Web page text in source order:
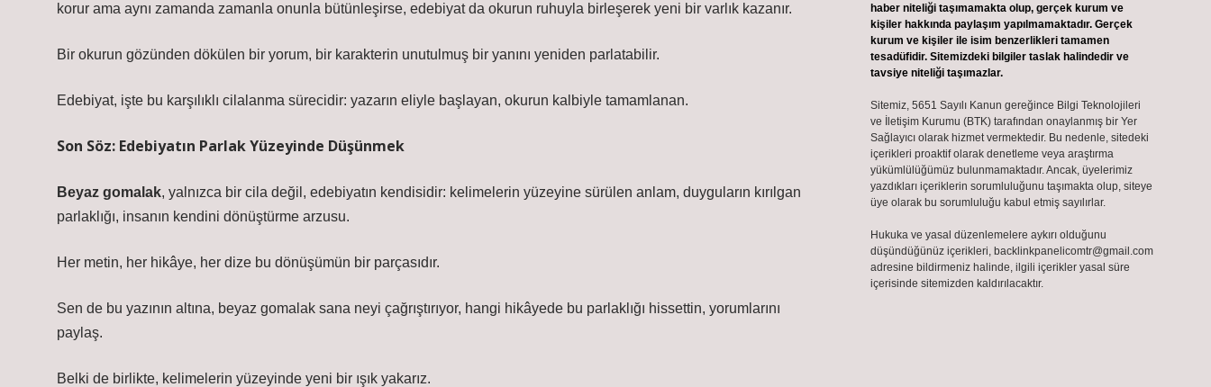
korur ama aynı zamanda zamanla onunla bütünleşirse, edebiyat da okurun ruhuyla birleşerek yeni bir varlık kazanır.
Bir okurun gözünden dökülen bir yorum, bir karakterin unutulmuş bir yanını yeniden parlatabilir.
Edebiyat, işte bu karşılıklı cilalanma sürecidir: yazarın eliyle başlayan, okurun kalbiyle tamamlanan.
Son Söz: Edebiyatın Parlak Yüzeyinde Düşünmek
Beyaz gomalak, yalnızca bir cila değil, edebiyatın kendisidir: kelimelerin yüzeyine sürülen anlam, duyguların kırılgan
parlaklığı, insanın kendini dönüştürme arzusu.
Her metin, her hikâye, her dize bu dönüşümün bir parçasıdır.
Sen de bu yazının altına, beyaz gomalak sana neyi çağrıştırıyor, hangi hikâyede bu parlaklığı hissettin, yorumlarını
paylaş.
Belki de birlikte, kelimelerin yüzeyinde yeni bir ışık yakarız.
haber niteliği taşımamakta olup, gerçek kurum ve
kişiler hakkında paylaşım yapılmamaktadır. Gerçek
kurum ve kişiler ile isim benzerlikleri tamamen
tesadüfidir. Sitemizdeki bilgiler taslak halindedir ve
tavsiye niteliği taşımazlar.
Sitemiz, 5651 Sayılı Kanun gereğince Bilgi Teknolojileri
ve İletişim Kurumu (BTK) tarafından onaylanmış bir Yer
Sağlayıcı olarak hizmet vermektedir. Bu nedenle, sitedeki
içerikleri proaktif olarak denetleme veya araştırma
yükümlülüğümüz bulunmamaktadır. Ancak, üyelerimiz
yazdıkları içeriklerin sorumluluğunu taşımakta olup, siteye
üye olarak bu sorumluluğu kabul etmiş sayılırlar.
Hukuka ve yasal düzenlemelere aykırı olduğunu
düşündüğünüz içerikleri, backlinkpanelicomtr@gmail.com
adresine bildirmeniz halinde, ilgili içerikler yasal süre
içerisinde sitemizden kaldırılacaktır.